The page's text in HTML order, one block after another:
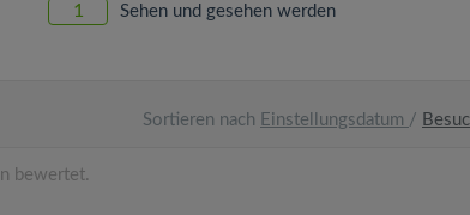
1 Sehen und gesehen werden
Sortieren nach Einstellungsdatum /
bewertet.